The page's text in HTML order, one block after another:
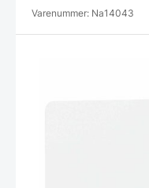
Varenummer: Na14043